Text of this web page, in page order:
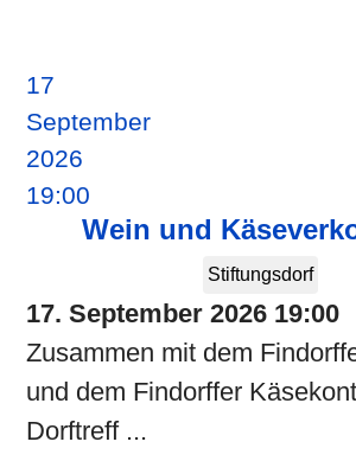
17
September
2026
19:00
Wein und
Stiftungsdorf
17. September 2026 19:00
Zusammen mit dem
und dem Findorffer
Dorftreff ...